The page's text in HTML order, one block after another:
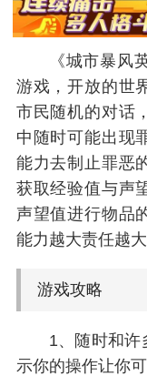
《城市暴风
游戏，开放的世
市民随机的对话
中随时可能出现
能力去制止罪恶
获取经验值与声
声望值进行物品
能力越大责任越
游戏攻略
1、随时和许
示你的操作让你